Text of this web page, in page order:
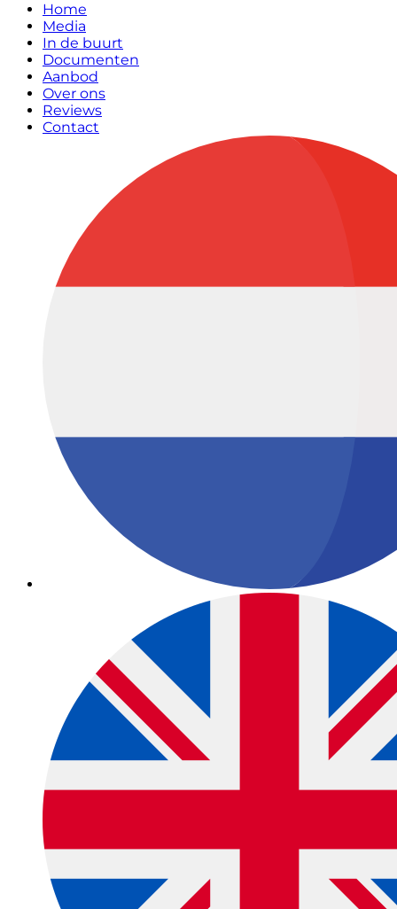
Home
Media
In de buurt
Documenten
Aanbod
Over ons
Reviews
Contact